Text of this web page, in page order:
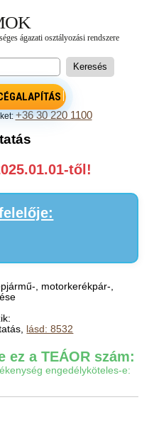
+36 30 220 1100
től!
, motorkerékpár-,
lásd: 8532
ez a TEÁOR szám:
engedélyköteles-e: